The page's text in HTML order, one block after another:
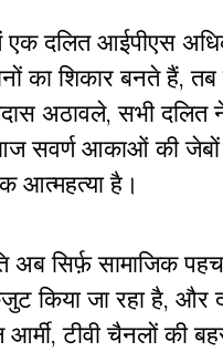
दलित आईपीएस
का शिकार बनते हैं,
अठावले, सभी
सवर्ण आकाओं की जेबों
आत्महत्या है।
अब सिर्फ़ सामाजिक
किया जा रहा है, और
आर्मी, टीवी चैनलों की